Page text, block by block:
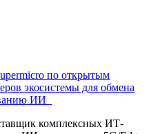
по открытым
экосистемы для обмена
ИИ
комплексных ИТ-